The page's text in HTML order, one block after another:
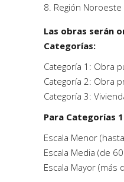
8. Región Noroeste
Las obras serán
Categorías:
Categoría 1: Obra
Categoría 2: Obra
Categoría 3:
Para Categorías
Escala Menor
Escala Media (de
Escala Mayor (más